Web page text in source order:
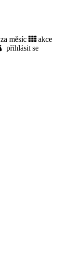
měsíc
akce
přihlásit se